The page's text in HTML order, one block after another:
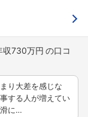
収730万円
り大差を感じな
する人が増えてい
に…